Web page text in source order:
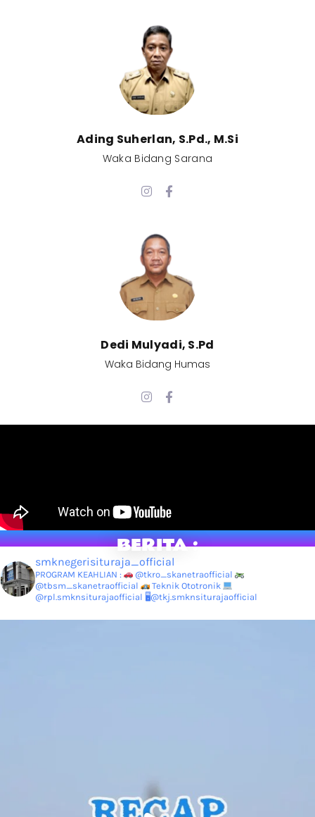
Ading Suherlan, S.Pd., M.Si​
Waka Bidang Sarana​
Dedi Mulyadi, S.Pd​
Waka Bidang Humas
BERITA :
smknegerisituraja_official
PROGRAM KEAHLIAN :
@tkro_skanetraofficial
@tbsm_skanetraofficial
Teknik Ototronik
@rpl.smknsiturajaofficial 🖥@tkj.smknsiturajaofficial